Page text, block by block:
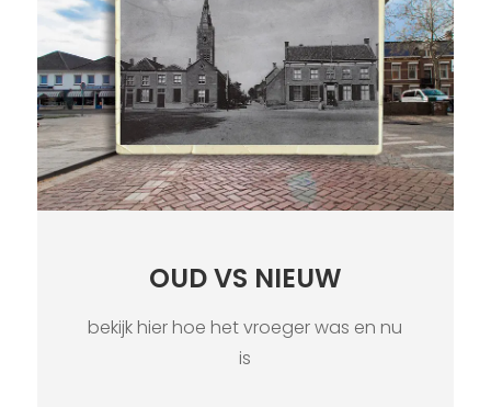
OUD VS NIEUW
bekijk hier hoe het vroeger was en nu
is